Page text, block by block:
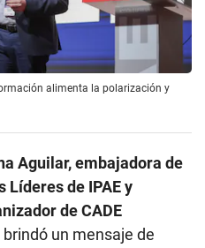
alimenta la polarización y
Aguilar, embajadora de
Líderes de IPAE y
de CADE
brindó un mensaje de